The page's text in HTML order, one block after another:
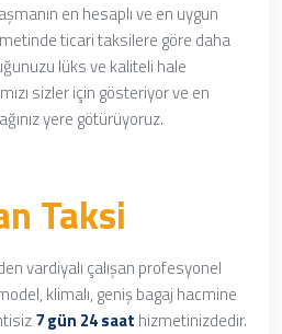
en hesaplı ve en uygun
ticari taksilere göre daha
lüks ve kaliteli hale
sizler için gösteriyor ve en
yere götürüyoruz.
Taksi
vardiyalı çalışan profesyonel
klimalı, geniş bagaj hacmine
7 gün 24 saat hizmetinizdedir.